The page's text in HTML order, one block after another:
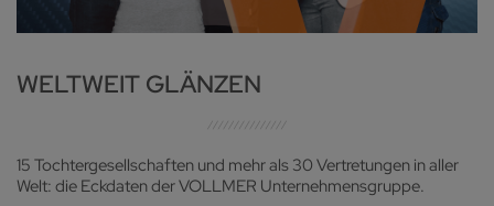
WELTWEIT GLÄNZEN
15 Tochtergesellschaften und mehr als 30 Vertretungen in aller
Welt: die Eckdaten der VOLLMER Unternehmensgruppe.